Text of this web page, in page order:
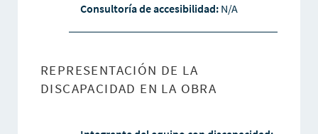
Consultoría de accesibilidad: N/A
REPRESENTACIÓN DE LA
DISCAPACIDAD EN LA OBRA